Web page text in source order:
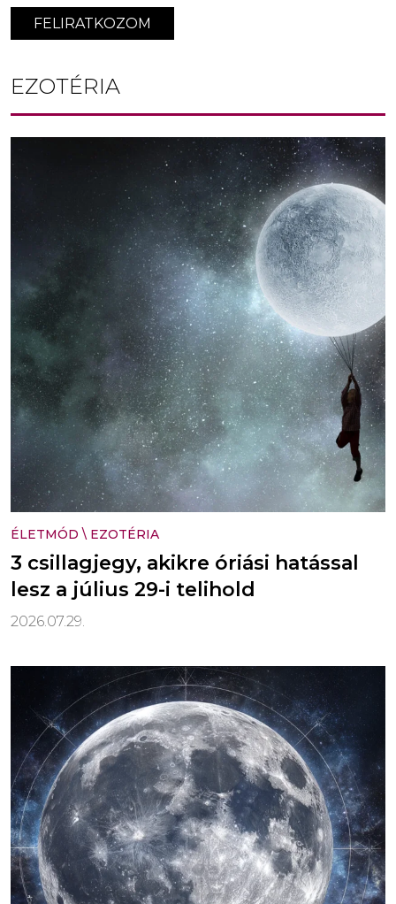
FELIRATKOZOM
EZOTÉRIA
ÉLETMÓD \ EZOTÉRIA
3 csillagjegy, akikre óriási hatással
lesz a július 29-i telihold
2026.07.29.